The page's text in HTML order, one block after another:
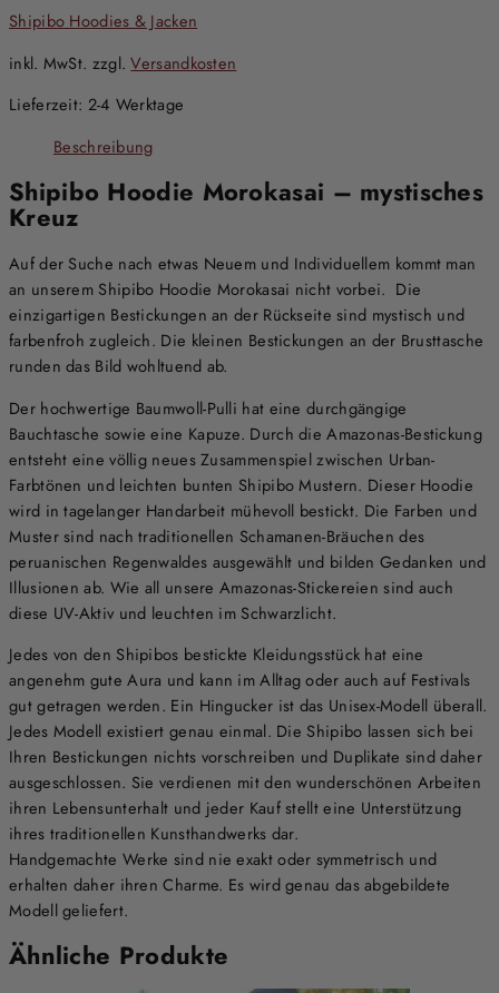
Shipibo Hoodies & Jacken
inkl. MwSt. zzgl.Versandkosten
Lieferzeit: 2-4 Werktage
Beschreibung
Shipibo Hoodie Morokasai – mystisches
Kreuz
Auf der Suche nach etwas Neuem und Individuellem kommt man
an unserem Shipibo Hoodie Morokasai nicht vorbei. Die
einzigartigen Bestickungen an der Rückseite sind mystisch und
farbenfroh zugleich. Die kleinen Bestickungen an der Brusttasche
runden das Bild wohltuend ab.
Der hochwertige Baumwoll-Pulli hat eine durchgängige
Bauchtasche sowie eine Kapuze. Durch die Amazonas-Bestickung
entsteht eine völlig neues Zusammenspiel zwischen Urban-
Farbtönen und leichten bunten Shipibo Mustern. Dieser Hoodie
wird in tagelanger Handarbeit mühevoll bestickt. Die Farben und
Muster sind nach traditionellen Schamanen-Bräuchen des
peruanischen Regenwaldes ausgewählt und bilden Gedanken und
Illusionen ab. Wie all unsere Amazonas-Stickereien sind auch
diese UV-Aktiv und leuchten im Schwarzlicht.
Jedes von den Shipibos bestickte Kleidungsstück hat eine
angenehm gute Aura und kann im Alltag oder auch auf Festivals
gut getragen werden. Ein Hingucker ist das Unisex-Modell überall.
Jedes Modell existiert genau einmal. Die Shipibo lassen sich bei
Ihren Bestickungen nichts vorschreiben und Duplikate sind daher
ausgeschlossen. Sie verdienen mit den wunderschönen Arbeiten
ihren Lebensunterhalt und jeder Kauf stellt eine Unterstützung
ihres traditionellen Kunsthandwerks dar.
Handgemachte Werke sind nie exakt oder symmetrisch und
erhalten daher ihren Charme. Es wird genau das abgebildete
Modell geliefert.
Ähnliche Produkte